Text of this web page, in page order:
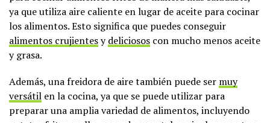
ya que utiliza aire caliente en lugar de aceite para cocinar
los alimentos. Esto significa que puedes conseguir
alimentos crujientesydeliciosos con mucho menos aceite
y grasa.
Además, una freidora de aire también puede ser muy
versátil en la cocina, ya que se puede utilizar para
preparar una amplia variedad de alimentos, incluyendo